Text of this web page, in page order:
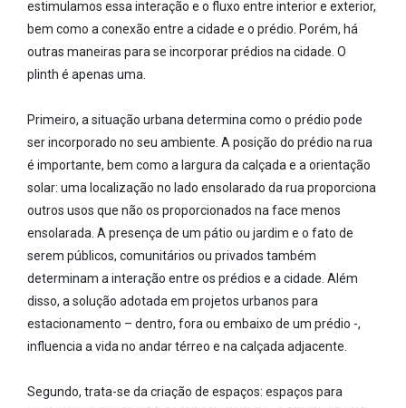
estimulamos essa interação e o fluxo entre interior e exterior,
bem como a conexão entre a cidade e o prédio. Porém, há
outras maneiras para se incorporar prédios na cidade. O
plinth é apenas uma.
Primeiro, a situação urbana determina como o prédio pode
ser incorporado no seu ambiente. A posição do prédio na rua
é importante, bem como a largura da calçada e a orientação
solar: uma localização no lado ensolarado da rua proporciona
outros usos que não os proporcionados na face menos
ensolarada. A presença de um pátio ou jardim e o fato de
serem públicos, comunitários ou privados também
determinam a interação entre os prédios e a cidade. Além
disso, a solução adotada em projetos urbanos para
estacionamento – dentro, fora ou embaixo de um prédio -,
influencia a vida no andar térreo e na calçada adjacente.
Segundo, trata-se da criação de espaços: espaços para